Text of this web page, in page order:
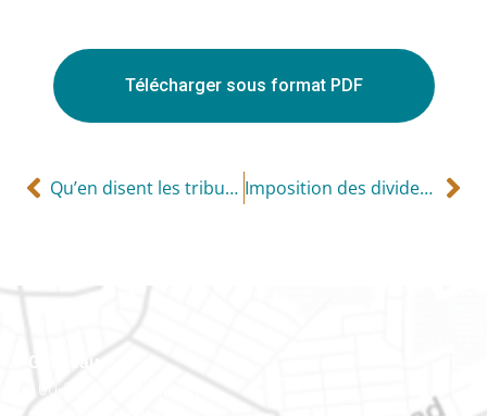
Télécharger sous format PDF
Qu’en disent les tribunaux? Imposition des dividendes
Gatineau
100-200, rue Montcalm